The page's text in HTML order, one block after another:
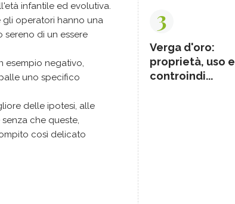
infantile ed evolutiva.
operatori hanno una
di un essere
esempio negativo,
uno specifico
delle ipotesi, alle
che queste,
così delicato
3
Verga d'oro:
proprietà, uso e
controindi...